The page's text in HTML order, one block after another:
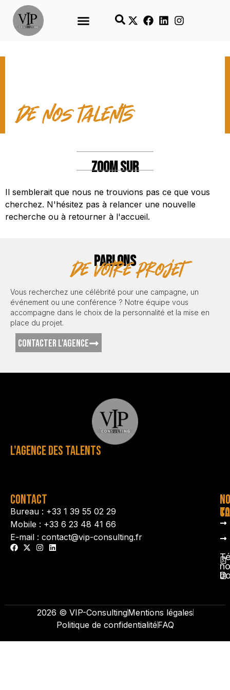
LES TEMPS FORTS
de nos talents
ZOOM SUR
Il semblerait que nous ne trouvions pas ce que vous
cherchez. N'hésitez pas à relancer une nouvelle
recherche ou à retourner à l'accueil.
PARLONS
de votre projet
Vous recherchez une célébrité pour une campagne, un
événement ou une conférence ? Notre équipe vous
accompagne dans le choix de la personnalité et la mise en
place du projet.
CONTACTER L'AGENCE
L'AGENCE DES TALENTS
CONTACT
Bureau : +33 1 39 55 02 29
Mobile : +33 6 23 48 41 66
E-mail : contact@vip-consulting.fr
2026 © VIP-ConsultingMentions légales
Politique de confidentialitéFAQ